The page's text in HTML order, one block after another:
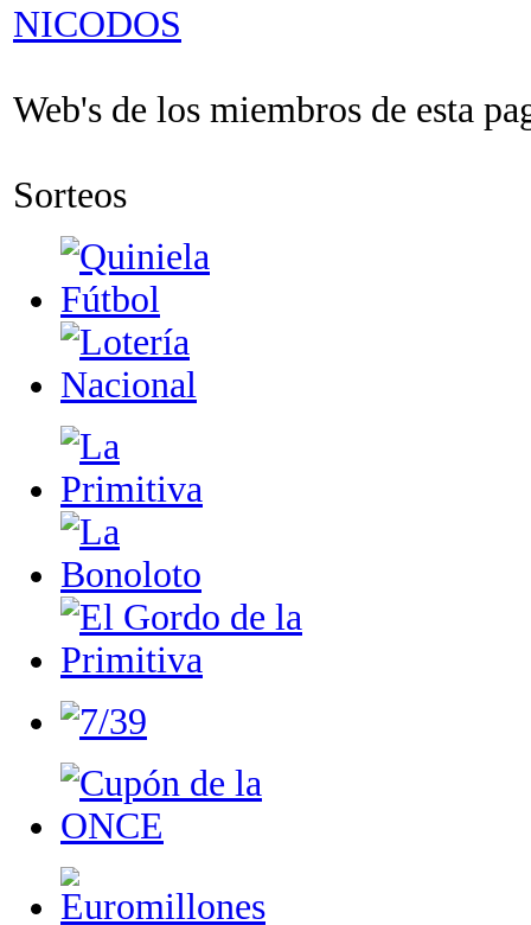
NICODOS
Web's de los miembros de esta
Sorteos